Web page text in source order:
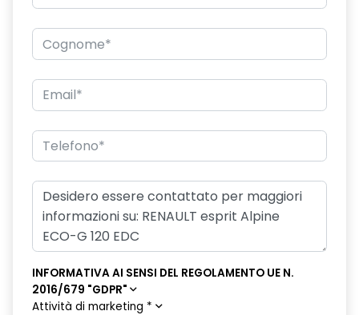
INFORMATIVA AI SENSI DEL REGOLAMENTO UE N.
2016/679 "GDPR"
Attività di marketing *